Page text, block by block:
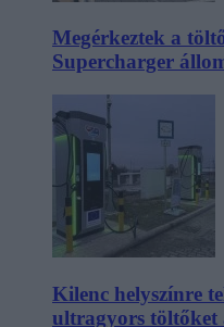
Megérkeztek a
Supercharger
Kilenc helyszínre
ultragyors töltőket